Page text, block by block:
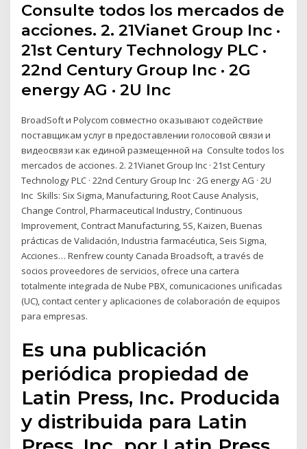
Consulte todos los mercados de
acciones. 2. 21Vianet Group Inc ·
21st Century Technology PLC ·
22nd Century Group Inc · 2G
energy AG · 2U Inc
BroadSoft и Polycom совместно оказывают содействие
поставщикам услуг в предоставлении голосовой связи и
видеосвязи как единой размещенной на Consulte todos los
mercados de acciones. 2. 21Vianet Group Inc · 21st Century
Technology PLC · 22nd Century Group Inc · 2G energy AG · 2U
Inc Skills: Six Sigma, Manufacturing, Root Cause Analysis,
Change Control, Pharmaceutical Industry, Continuous
Improvement, Contract Manufacturing, 5S, Kaizen, Buenas
prácticas de Validación, Industria farmacéutica, Seis Sigma,
Acciones… Renfrew county Canada Broadsoft, a través de
socios proveedores de servicios, ofrece una cartera
totalmente integrada de Nube PBX, comunicaciones unificadas
(UC), contact center y aplicaciones de colaboración de equipos
para empresas.
Es una publicación
periódica propiedad de
Latin Press, Inc. Producida
y distribuida para Latin